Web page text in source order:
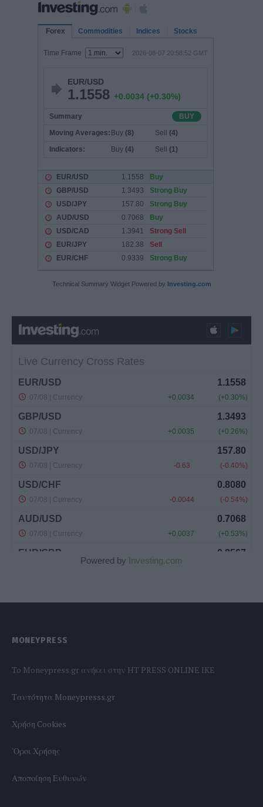
Technical Summary Widget Powered by Investing.com
Powered by Investing.com
MONEYPRESS
To Moneypress.gr ανήκει στην HT PRESS ONLINE IKE
Tαυτότητα Moneypresss.gr
Χρήση Cookies
'Οροι Χρήσης
Αποποίηση Ευθυνών